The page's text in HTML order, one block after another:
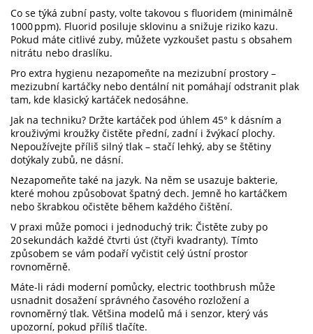
Co se týká zubní pasty, volte takovou s fluoridem (minimálně
1000 ppm). Fluorid posiluje sklovinu a snižuje riziko kazu.
Pokud máte citlivé zuby, můžete vyzkoušet pastu s obsahem
nitrátu nebo draslíku.
Pro extra hygienu nezapomeňte na mezizubní prostory –
mezizubní kartáčky nebo dentální nit pomáhají odstranit plak
tam, kde klasický kartáček nedosáhne.
Jak na techniku? Držte kartáček pod úhlem 45° k dásním a
krouživými kroužky čistěte přední, zadní i žvýkací plochy.
Nepoužívejte příliš silný tlak – stačí lehký, aby se štětiny
dotýkaly zubů, ne dásní.
Nezapomeňte také na jazyk. Na něm se usazuje bakterie,
které mohou způsobovat špatný dech. Jemně ho kartáčkem
nebo škrabkou očistěte během každého čištění.
V praxi může pomoci i jednoduchý trik: Čistěte zuby po
20 sekundách každé čtvrti úst (čtyři kvadranty). Tímto
způsobem se vám podaří vyčistit celý ústní prostor
rovnoměrně.
Máte-li rádi moderní pomůcky, electric toothbrush může
usnadnit dosažení správného časového rozložení a
rovnoměrný tlak. Většina modelů má i senzor, který vás
upozorní, pokud příliš tlačíte.